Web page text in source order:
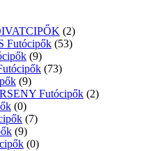
(2)
Futócipők (53)
(9)
(73)
(9)
Futócipők (2)
(0)
(7)
(9)
(0)